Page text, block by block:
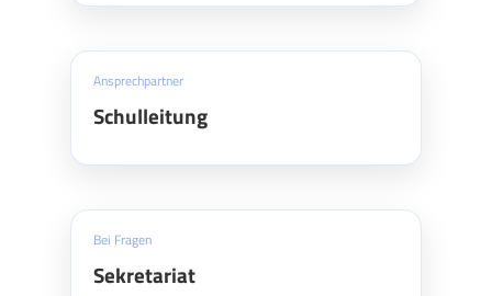
Ansprechpartner
Schulleitung
Bei Fragen
Sekretariat